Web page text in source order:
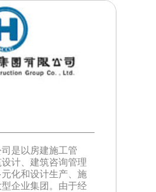
是以房建施工管
计、建筑咨询管理
化和设计生产、施
企业集团。由于经